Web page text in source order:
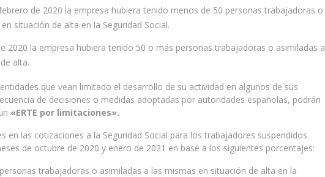
de 2020 la empresa hubiera tenido menos de 50 personas trabajadoras o
situación de alta en la Seguridad Social.
2020 la empresa hubiera tenido 50 o más personas trabajadoras o asimiladas a
alta.
que vean limitado el desarrollo de su actividad en algunos de sus
de decisiones o medidas adoptadas por autoridades españolas, podrán
«ERTE por limitaciones».
en las cotizaciones a la Seguridad Social para los trabajadores suspendidos
de octubre de 2020 y enero de 2021 en base a los siguientes porcentajes:
trabajadoras o asimiladas a las mismas en situación de alta en la